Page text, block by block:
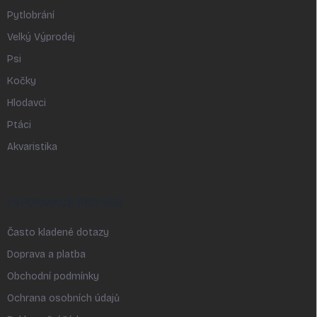
Pytlobrání
Velký Výprodej
Psi
Kočky
Hlodavci
Ptáci
Akvaristika
Často kladené dotazy
Doprava a platba
Obchodní podmínky
Ochrana osobních údajů